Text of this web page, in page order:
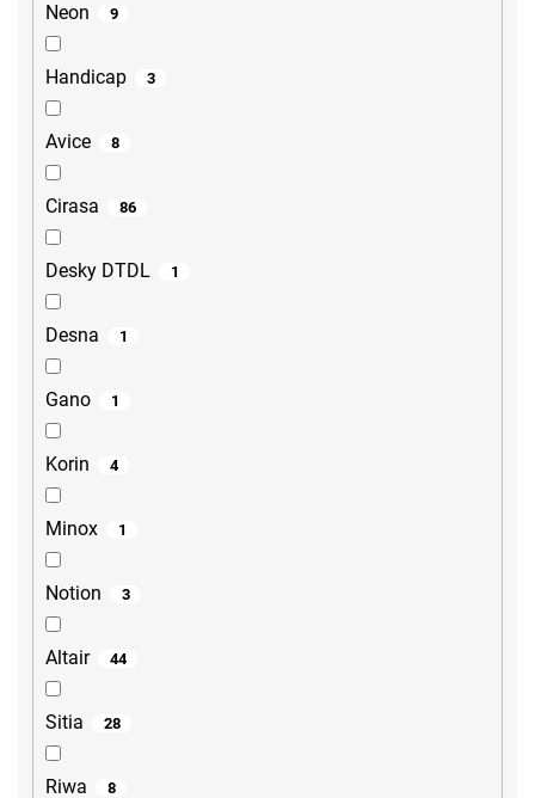
Neon 9
Handicap 3
Avice 8
Cirasa 86
Desky DTDL 1
Desna 1
Gano 1
Korin 4
Minox 1
Notion 3
Altair 44
Sitia 28
Riwa 8